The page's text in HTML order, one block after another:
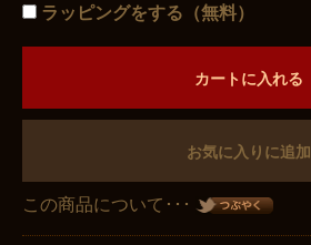
ラッピングをする（無料）
カートに入れる
お気に入りに追加
この商品について･･･